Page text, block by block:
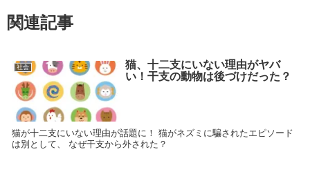
関連記事
社会
猫、十二支にいない理由がヤバ
い！干支の動物は後づけだった？
猫が十二支にいない理由が話題に！ 猫がネズミに騙されたエピソード
は別として、 なぜ干支から外された？